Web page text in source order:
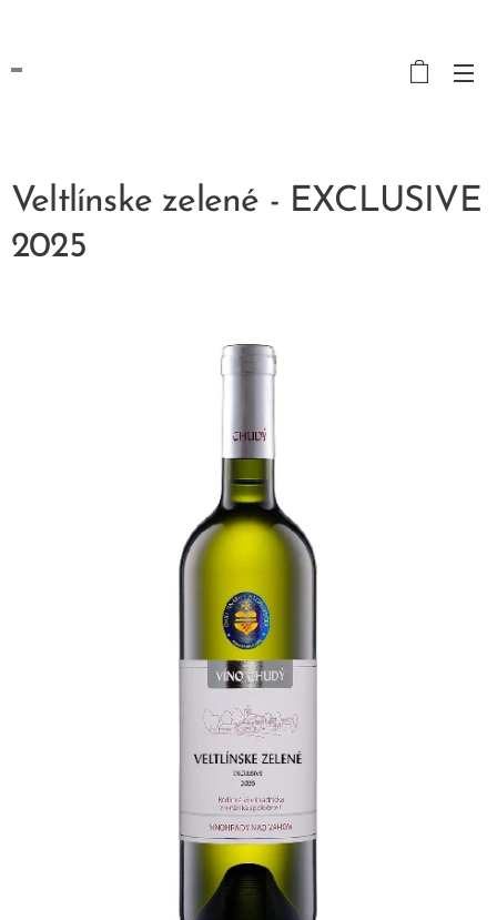
Veltlínske zelené - EXCLUSIVE
2025